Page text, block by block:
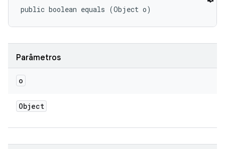
public boolean equals (Object o)
Parâmetros
o
Object